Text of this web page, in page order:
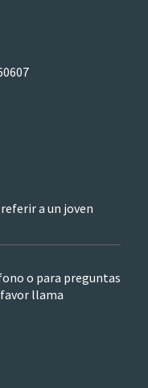
a un joven
o para preguntas
llama